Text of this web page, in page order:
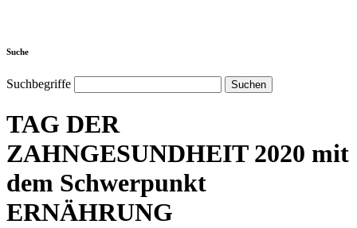
Suche
Suchbegriffe
TAG DER
ZAHNGESUNDHEIT 2020 mit
dem Schwerpunkt
ERNÄHRUNG